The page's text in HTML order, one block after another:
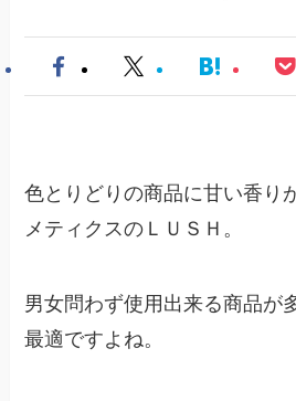
色とりどりの商品に甘い香り
メティクスのＬＵＳＨ。
男女問わず使用出来る商品が
最適ですよね。